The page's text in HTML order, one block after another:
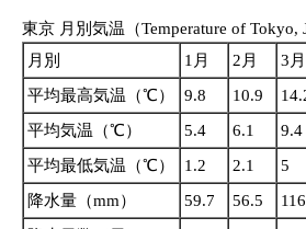
東京 月別気温（Temperature of Tokyo,
月別
1月 2月 3月
平均最高気温（℃）
9.8 10.9
平均気温（℃）
5.4 6.1 9.4
平均最低気温（℃）
1.2 2.1 5
降水量（mm）
59.7 56.5 116